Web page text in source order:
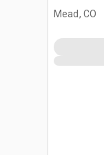
Mead, CO